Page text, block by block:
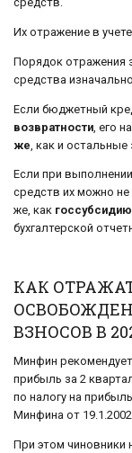
Их отражение в
Порядок отражения
средства изначально
Если бюджетный
возвратности , его
же , как и остальные
Если при
средств их можно
же, как госсубсидию
бухгалтерской
КАК
ВЗНОСОВ В
Минфин
прибыль за 2
по налогу на
Минфина от
При этом чиновники